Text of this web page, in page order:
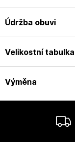
Údržba obuvi
Velikostní tabulka
Výměna